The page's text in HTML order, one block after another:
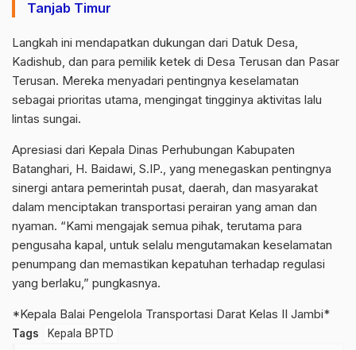
Tanjab Timur
Langkah ini mendapatkan dukungan dari Datuk Desa,
Kadishub, dan para pemilik ketek di Desa Terusan dan Pasar
Terusan. Mereka menyadari pentingnya keselamatan
sebagai prioritas utama, mengingat tingginya aktivitas lalu
lintas sungai.
Apresiasi dari Kepala Dinas Perhubungan Kabupaten
Batanghari, H. Baidawi, S.IP., yang menegaskan pentingnya
sinergi antara pemerintah pusat, daerah, dan masyarakat
dalam menciptakan transportasi perairan yang aman dan
nyaman. “Kami mengajak semua pihak, terutama para
pengusaha kapal, untuk selalu mengutamakan keselamatan
penumpang dan memastikan kepatuhan terhadap regulasi
yang berlaku,” pungkasnya.
*Kepala Balai Pengelola Transportasi Darat Kelas II Jambi*
Tags Kepala BPTD